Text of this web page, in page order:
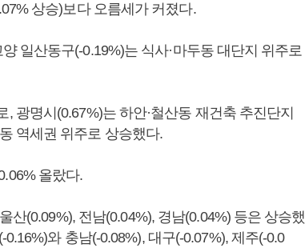
상승)보다 오름세가 커졌다.
일산동구(-0.19%)는 식사·마두동 대단지 위주로
광명시(0.67%)는 하안·철산동 재건축 추진단지
역세권 위주로 상승했다.
올랐다.
산(0.09%), 전남(0.04%), 경남(0.04%) 등은 상승했
와 충남(-0.08%), 대구(-0.07%), 제주(-0.0